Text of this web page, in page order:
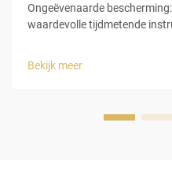
Ongeëvenaarde
waardevolle tijdmetende
ethyleenvinylacetaat (EVA)-
Bekijk meer